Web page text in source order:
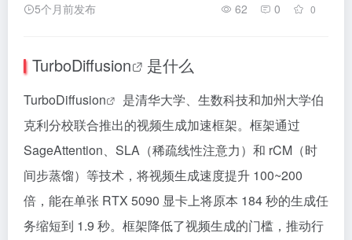
5个月前发布 62 0 0
TurboDiffusion 是什么
TurboDiffusion
是清华大学、生数科技和加州大学伯
克利分校联合推出的视频生成加速框架。框架通过
SageAttention、SLA（稀疏线性注意力）和 rCM（时
间步蒸馏）等技术，将视频生成速度提升 100~200
倍，能在单张 RTX 5090 显卡上将原本 184 秒的生成任
务缩短到 1.9 秒。框架降低了视频生成的门槛，推动行